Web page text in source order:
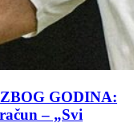
GODINA:
– „Svi